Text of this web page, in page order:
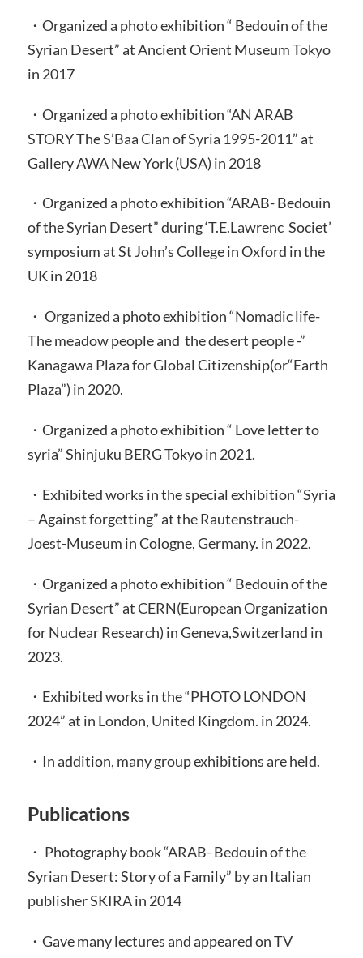
・Organized a photo exhibition “ Bedouin of the
Syrian Desert” at Ancient Orient Museum Tokyo
in 2017
・Organized a photo exhibition “AN ARAB
STORY The S’Baa Clan of Syria 1995-2011” at
Gallery AWA New York (USA) in 2018
・Organized a photo exhibition “ARAB- Bedouin
of the Syrian Desert” during ‘T.E.Lawrenc Societ’
symposium at St John’s College in Oxford in the
UK in 2018
・ Organized a photo exhibition “Nomadic life-
The meadow people and the desert people -”
Kanagawa Plaza for Global Citizenship(or“Earth
Plaza”) in 2020.
・Organized a photo exhibition “ Love letter to
syria” Shinjuku BERG Tokyo in 2021.
・Exhibited works in the special exhibition “Syria
– Against forgetting” at the Rautenstrauch-
Joest-Museum in Cologne, Germany. in 2022.
・Organized a photo exhibition “ Bedouin of the
Syrian Desert” at CERN(European Organization
for Nuclear Research) in Geneva,Switzerland in
2023.
・Exhibited works in the “PHOTO LONDON
2024” at in London, United Kingdom. in 2024.
・In addition, many group exhibitions are held.
Publications
・ Photography book “ARAB- Bedouin of the
Syrian Desert: Story of a Family” by an Italian
publisher SKIRA in 2014
・Gave many lectures and appeared on TV